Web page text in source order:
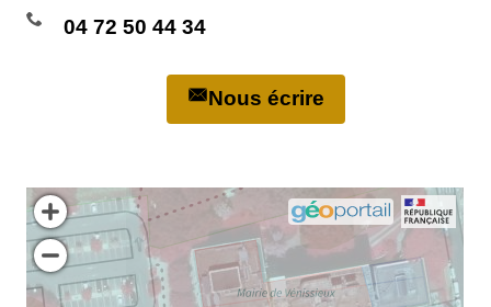
04 72 50 44 34
Nous écrire